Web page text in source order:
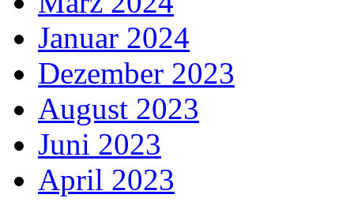
Januar 2024
Dezember 2023
August 2023
Juni 2023
April 2023